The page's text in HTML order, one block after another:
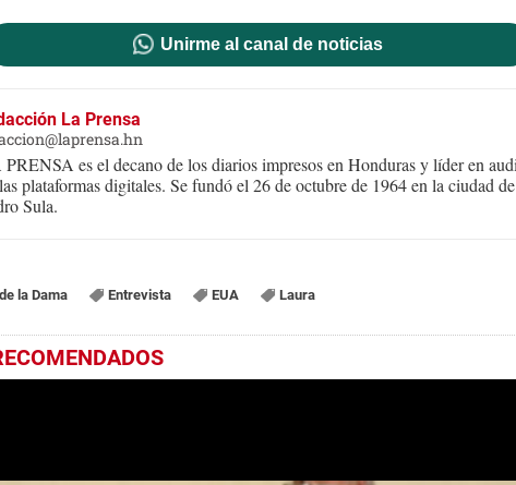
Unirme al canal de noticias
La Prensa
es el decano de los diarios impresos en Honduras y líder en
plataformas digitales. Se fundó el 26 de octubre de 1964 en la ciudad
Sula.
la Dama Entrevista EUA Laura